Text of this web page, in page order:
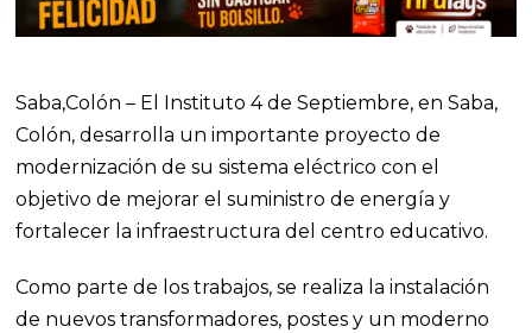
Saba,Colón – El Instituto 4 de Septiembre, en Saba,
Colón, desarrolla un importante proyecto de
modernización de su sistema eléctrico con el
objetivo de mejorar el suministro de energía y
fortalecer la infraestructura del centro educativo.
Como parte de los trabajos, se realiza la instalación
de nuevos transformadores, postes y un moderno